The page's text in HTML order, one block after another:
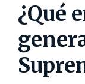
¿Qué